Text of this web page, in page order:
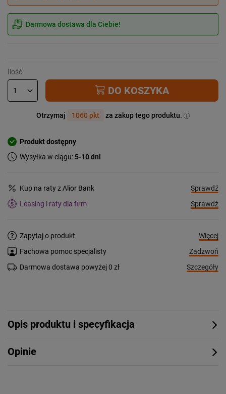
Darmowa dostawa dla Ciebie!
Ilość
DO KOSZYKA
Otrzymaj 1060 pkt za zakup tego produktu.
Produkt dostępny
Wysyłka w ciągu:5-10 dni
Kup na raty z Alior Bank
Sprawdź
Leasing i raty dla firm
Sprawdź
Zapytaj o produkt
Więcej
Fachowa pomoc specjalisty
Zadzwoń
Darmowa dostawa powyżej 0 zł
Szczegóły
Opis produktu i specyfikacja
Opinie